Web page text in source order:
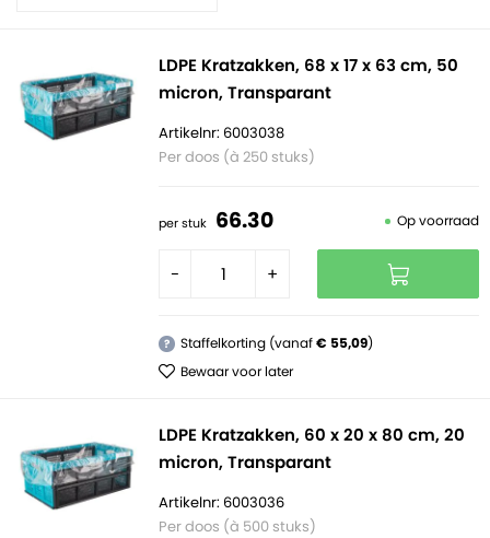
LDPE Kratzakken, 68 x 17 x 63 cm, 50
micron, Transparant
Artikelnr: 6003038
Per doos (à 250 stuks)
per stuk 66.30 Op voorraad
- +
? Staffelkorting (vanaf€ 55,09)
Bewaar voor later
LDPE Kratzakken, 60 x 20 x 80 cm, 20
micron, Transparant
Artikelnr: 6003036
Per doos (à 500 stuks)